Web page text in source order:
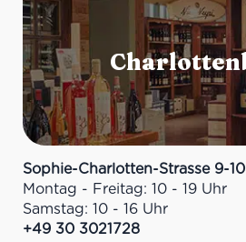
Sophie-Charlotten-Strasse 9-10
Montag - Freitag: 10 - 19 Uhr
Samstag: 10 - 16 Uhr
+49 30 3021728